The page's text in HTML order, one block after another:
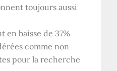
toujours aussi
en baisse de 37%
comme non
pour la recherche